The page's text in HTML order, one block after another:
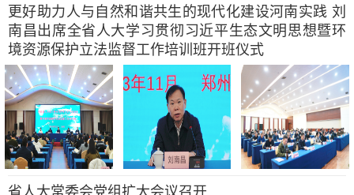
更好助力人与自然和谐共生的现代化建设河南实践 刘
南昌出席全省人大学习贯彻习近平生态文明思想暨环
境资源保护立法监督工作培训班开班仪式
省人大常委会党组扩大会议召开